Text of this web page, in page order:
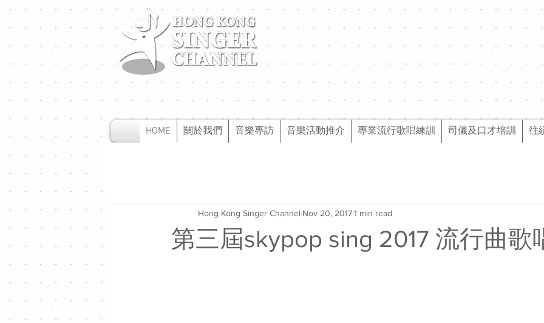
HOME 關於我們 音樂專訪 音樂活動推介 專業流行歌唱練訓 司儀及口才培訓 往
第三屆skypop sing 2017 流行曲歌
Hong Kong Singer Channel Nov 20, 20171 min read